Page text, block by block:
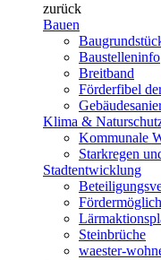
zurück
Bauen
Baustelleninfo
Breitband
Förderfibel
Klima &
Kommunale
Starkregen
Stadtentwicklung
Steinbrüche
waester-